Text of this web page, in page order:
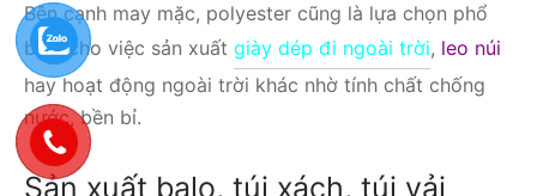
Bên cạnh may mặc, polyester cũng là lựa chọn phổ
biến cho việc sản xuất giày dép đi ngoài trời, leo núi
hay hoạt động ngoài trời khác nhờ tính chất chống
nước, bền bỉ.
Sản xuất balo, túi xách, túi vải